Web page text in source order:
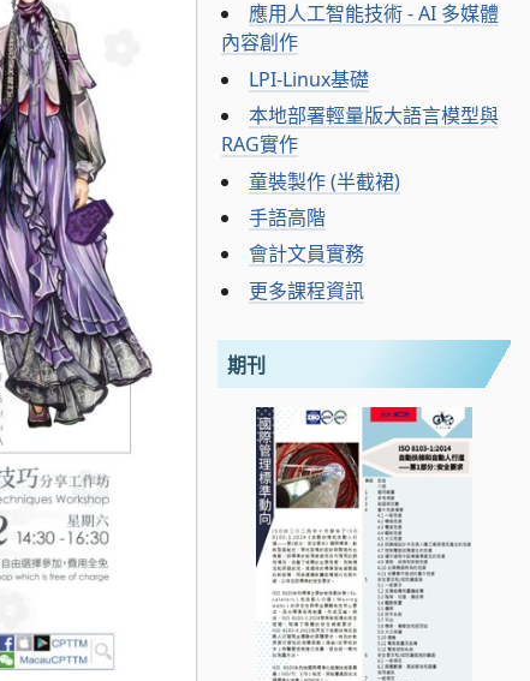
應用人工智能技術 - AI 多媒體
內容創作
LPI-Linux基礎
本地部署輕量版大語言模型與
RAG實作
童裝製作 (半截裙)
手語高階
會計文員實務
更多課程資訊
期刊